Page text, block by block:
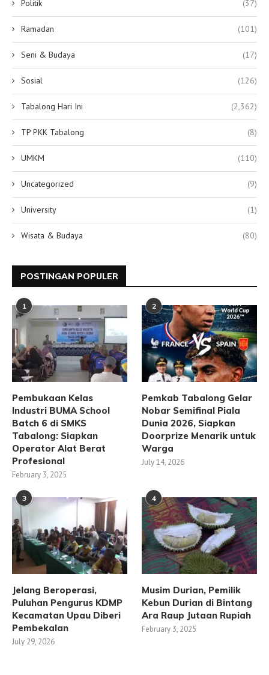
Politik (37)
Ramadan (101)
Seni & Budaya (17)
Sosial (126)
Tabalong Hari Ini (2,362)
TP PKK Tabalong (8)
UMKM (110)
Uncategorized (9)
University (1)
Wisata & Budaya (80)
POSTINGAN POPULER
1
Pembukaan Kelas
Industri BUMA School
Batch 6 di SMKS
Tabalong: Siapkan
Operator Alat Berat
Profesional
February 3, 2025
2
Pemkab Tabalong Gelar
Nobar Semifinal Piala
Dunia 2026, Siapkan
Doorprize Menarik untuk
Warga
July 14, 2026
3
Jelang Beroperasi,
Puluhan Pengurus KDMP
Kecamatan Upau Diberi
Pembekalan
July 29, 2026
4
Musim Durian, Pemilik
Kebun Durian di Bintang
Ara Raup Jutaan Rupiah
February 3, 2025